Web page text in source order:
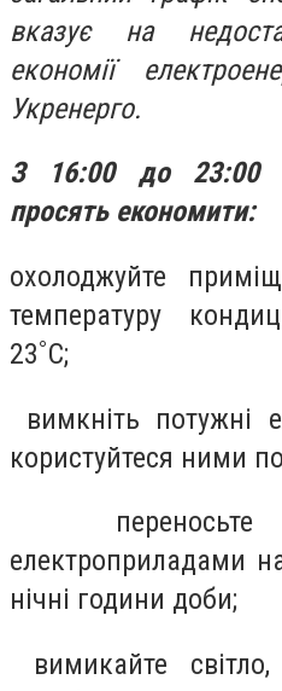
вказує на
економії
Укренерго.
З 16:00 до 23:00
просять економити:
охолоджуйте
температуру
23˚С;
вимкніть потужні
користуйтеся ними по
переносьте
електроприладами
нічні години доби;
вимикайте